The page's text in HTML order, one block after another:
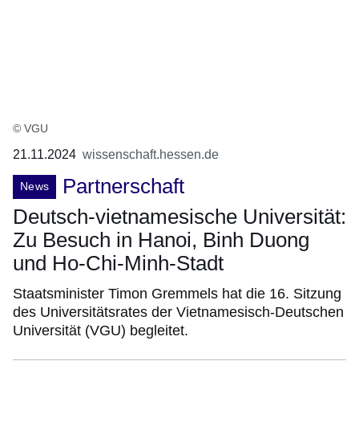
© VGU
21.11.2024 wissenschaft.hessen.de
News
Partnerschaft
Deutsch-vietnamesische Universität:
Zu Besuch in Hanoi, Binh Duong
und Ho-Chi-Minh-Stadt
Staatsminister Timon Gremmels hat die 16. Sitzung
des Universitätsrates der Vietnamesisch-Deutschen
Universität (VGU) begleitet.